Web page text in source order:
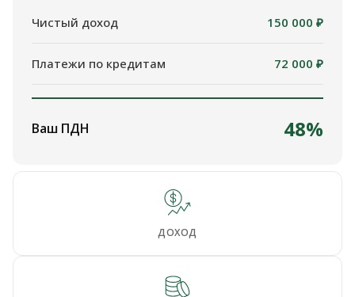
Чистый доход 150 000 ₽
Платежи по кредитам 72 000 ₽
Ваш ПДН 48%
ДОХОД